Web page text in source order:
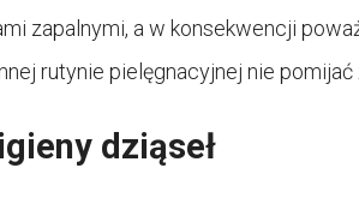
zapalnymi, a w konsekwencji
rutynie pielęgnacyjnej nie pomijać
dziąseł